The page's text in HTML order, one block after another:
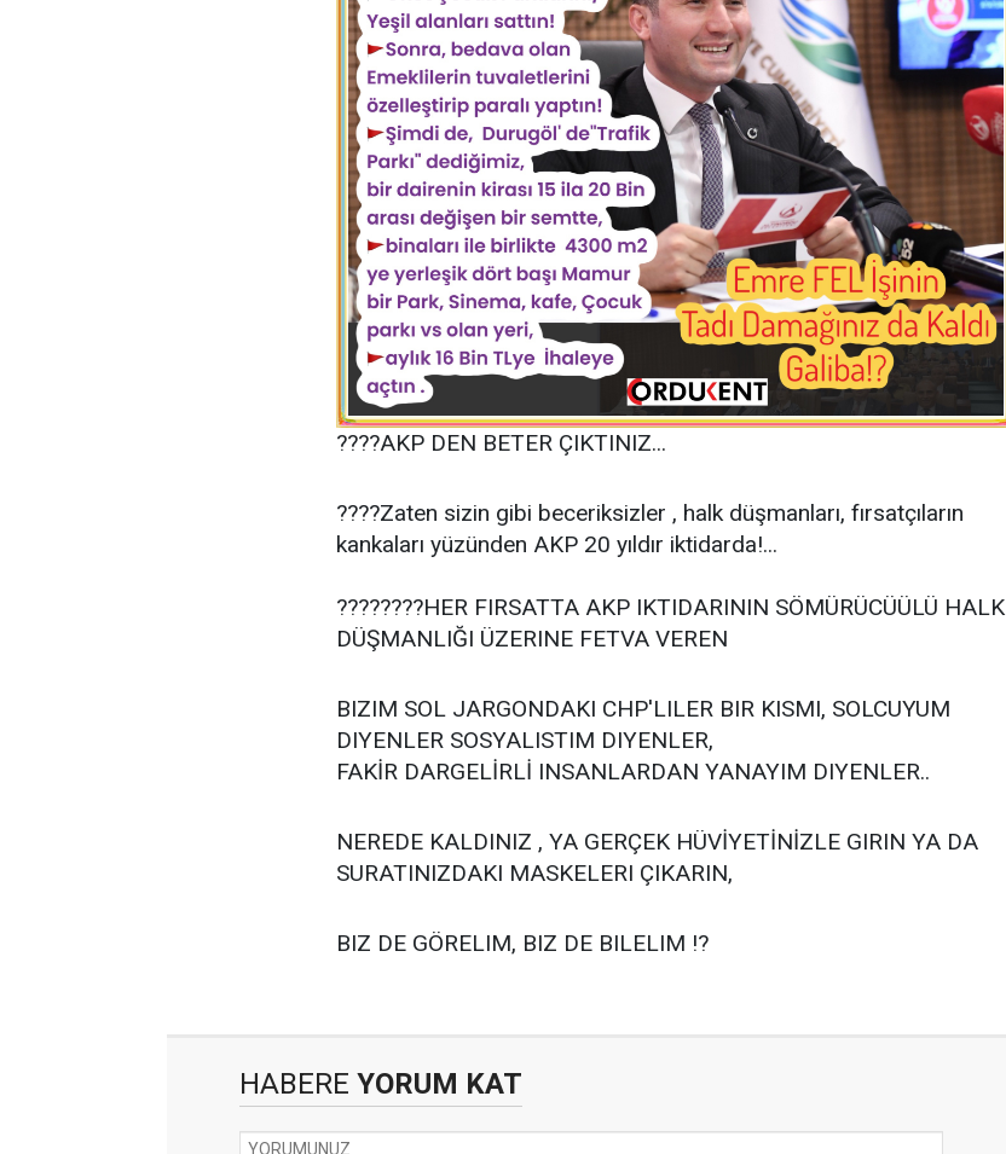
????AKP DEN BETER ÇIKTINIZ...
????Zaten sizin gibi beceriksizler , halk düşmanları, fırsatçıların
kankaları yüzünden AKP 20 yıldır iktidarda!...
????????HER FIRSATTA AKP IKTIDARININ SÖMÜRÜCÜÜLÜ HALK
DÜŞMANLIĞI ÜZERINE FETVA VEREN
BIZIM SOL JARGONDAKI CHP'LILER BIR KISMI, SOLCUYUM
DIYENLER SOSYALISTIM DIYENLER,
FAKİR DARGELİRLİ INSANLARDAN YANAYIM DIYENLER..
NEREDE KALDINIZ , YA GERÇEK HÜVİYETİNİZLE GIRIN YA DA
SURATINIZDAKI MASKELERI ÇIKARIN,
BIZ DE GÖRELIM, BIZ DE BILELIM !?
HABERE YORUM KAT